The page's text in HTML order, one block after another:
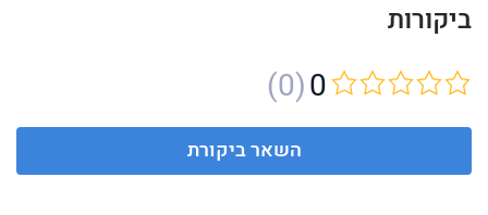
ביקורות
(0)0
השאר ביקורת